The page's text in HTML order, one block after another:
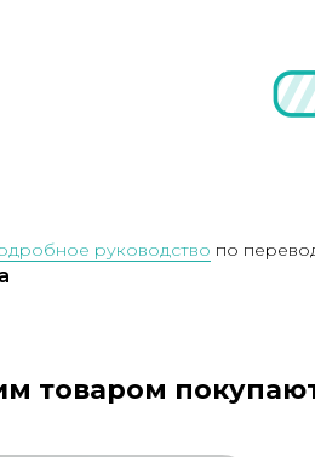
руководство по
товаром